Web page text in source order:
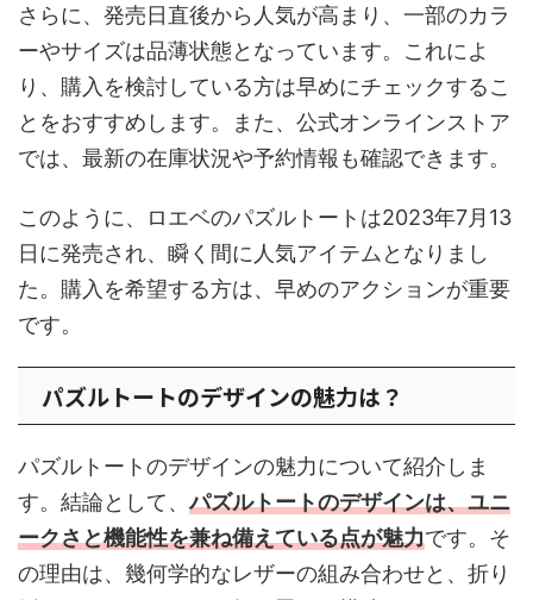
さらに、発売日直後から人気が高まり、一部のカラ
ーやサイズは品薄状態となっています。これによ
り、購入を検討している方は早めにチェックするこ
とをおすすめします。また、公式オンラインストア
では、最新の在庫状況や予約情報も確認できます。
このように、ロエベのパズルトートは2023年7月13
日に発売され、瞬く間に人気アイテムとなりまし
た。購入を希望する方は、早めのアクションが重要
です。
パズルトートのデザインの魅力は？
パズルトートのデザインの魅力について紹介しま
す。結論として、パズルトートのデザインは、ユニ
ークさと機能性を兼ね備えている点が魅力です。そ
の理由は、幾何学的なレザーの組み合わせと、折り